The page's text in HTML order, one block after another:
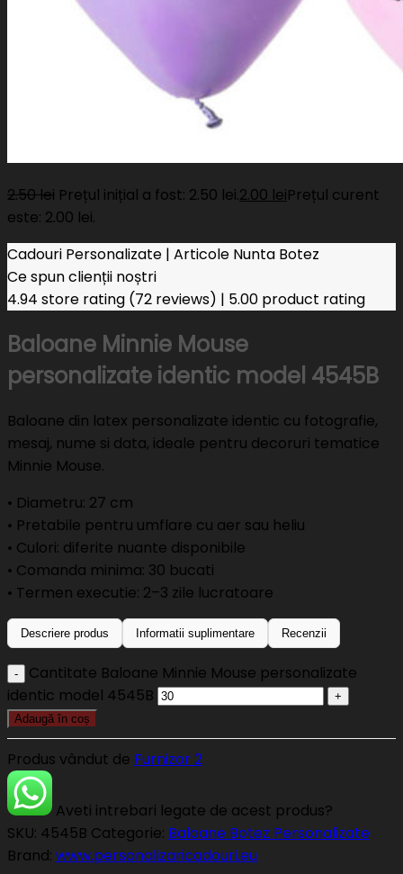
2.50lei Prețul inițial a fost: 2.50 lei.2.00 leiPrețul curent
este: 2.00 lei.
Cadouri Personalizate | Articole Nunta Botez
Ce spun clienții noștri
4.94 store rating (72 reviews) | 5.00 product rating
Baloane Minnie Mouse
personalizate identic model 4545B
Baloane din latex personalizate identic cu fotografie,
mesaj, nume si data, ideale pentru decoruri tematice
Minnie Mouse.
• Diametru: 27 cm
• Pretabile pentru umflare cu aer sau heliu
• Culori: diferite nuante disponibile
• Comanda minima: 30 bucati
• Termen executie: 2–3 zile lucratoare
Descriere produs Informatii suplimentare Recenzii
Cantitate Baloane Minnie Mouse personalizate
identic model 4545B
Adaugă în coș
Produs vândut de Furnizor 2
Aveti intrebari legate de acest produs?
SKU: 4545B Categorie: Baloane Botez Personalizate
Brand: www.personalizaricadouri.eu